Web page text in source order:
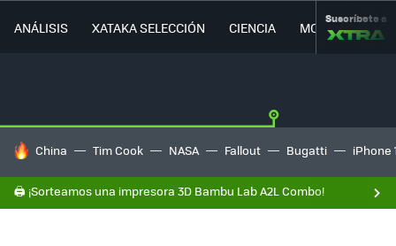
ANÁLISIS XATAKA SELECCIÓN CIENCIA MOVILIDAD
Suscríbete a
HOY SE HABLA DE
China Tim Cook NASA Fallout Bugatti iPhone
🖨️ ¡Sorteamos una impresora 3D Bambu Lab A2L Combo!